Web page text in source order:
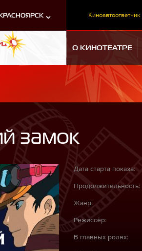
КРАСНОЯРСК Киноавтоответчик
О КИНОТЕАТРЕ
замок
Дата старта показа:
Продолжительность:
Жанр:
Режиссёр:
В главных ролях: